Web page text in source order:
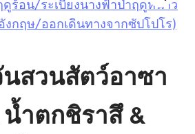
สวนสัตว์อาซา
ำตกชิราสึ &